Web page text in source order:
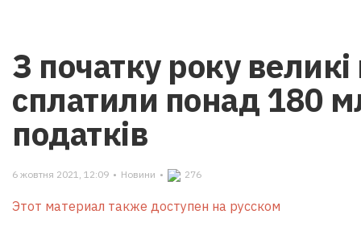
З початку року
сплатили понад 180
податків
6 жовтня 2021, 12:09 • Новини • 276
Этот материал также доступен на русском